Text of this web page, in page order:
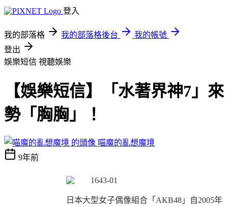
登入
我的部落格 我的部落格後台
我的帳號
登出
娛樂短信 視聽娛樂
【娛樂短信】「水著界神7」來
勢「胸胸」！
喵魔的亂想魔境
9年前
日本大型女子偶像組合「AKB48」自2005年